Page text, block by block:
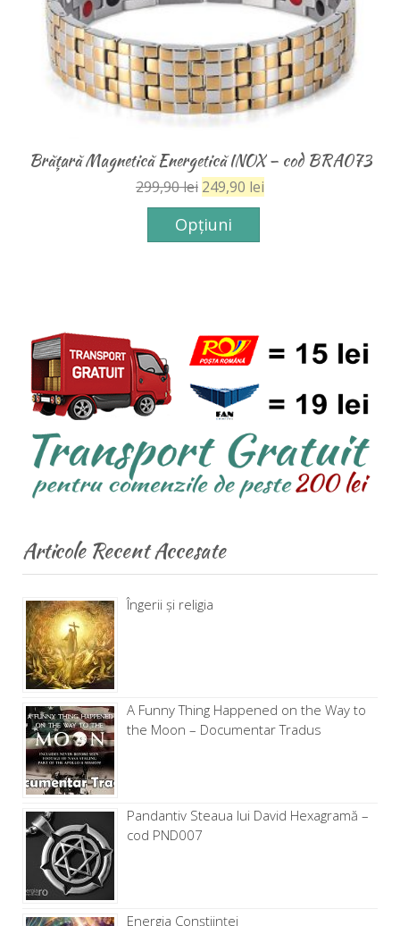
Brăţară Magnetică Energetică INOX – cod BRA074
299,90lei 199,90 lei
Opțiuni
Articole Recent Accesate
Îngerii și religia
A Funny Thing Happened on the Way to
the Moon – Documentar Tradus
Pandantiv Steaua lui David Hexagramă –
cod PND007
Energia Conștiinței